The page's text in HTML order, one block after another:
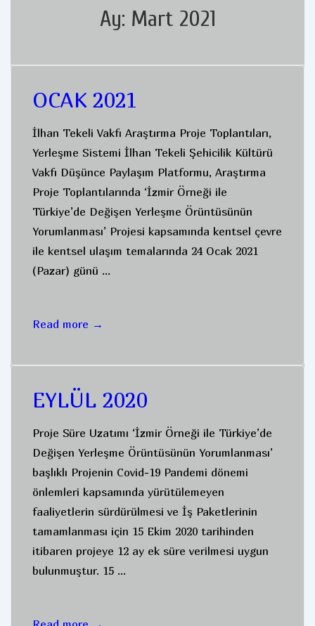
Ay: Mart 2021
OCAK 2021
İlhan Tekeli Vakfı Araştırma Proje Toplantıları,
Yerleşme Sistemi İlhan Tekeli Şehicilik Kültürü
Vakfı Düşünce Paylaşım Platformu, Araştırma
Proje Toplantılarında ‘İzmir Örneği ile
Türkiye’de Değişen Yerleşme Örüntüsünün
Yorumlanması’ Projesi kapsamında kentsel çevre
ile kentsel ulaşım temalarında 24 Ocak 2021
(Pazar) günü …
OCAK
Read more →
EYLÜL 2020
Proje Süre Uzatımı ‘İzmir Örneği ile Türkiye’de
Değişen Yerleşme Örüntüsünün Yorumlanması’
başlıklı Projenin Covid-19 Pandemi dönemi
önlemleri kapsamında yürütülemeyen
faaliyetlerin sürdürülmesi ve İş Paketlerinin
tamamlanması için 15 Ekim 2020 tarihinden
itibaren projeye 12 ay ek süre verilmesi uygun
bulunmuştur. 15 …
EYLÜL